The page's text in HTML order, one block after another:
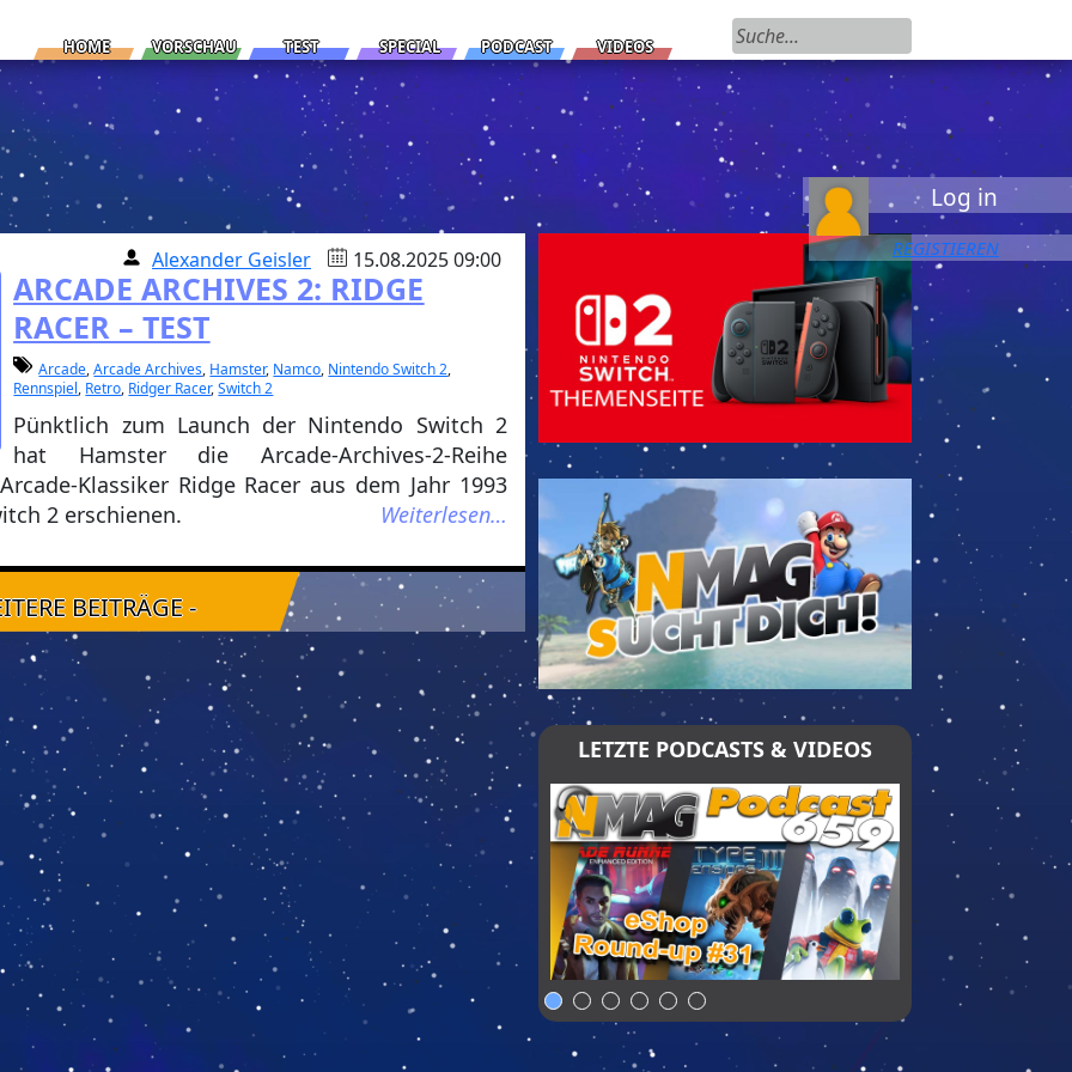
HOME VORSCHAU TEST SPECIAL PODCAST VIDEOS
Suchen nach:
Log in
REGISTIEREN
Alexander Geisler 15.08.2025 09:00
ARCADE ARCHIVES 2: RIDGE
RACER – TEST
Arcade,Arcade Archives, Hamster, Namco, Nintendo Switch 2,
Rennspiel, Retro, Ridger Racer,Switch 2
Pünktlich zum Launch der Nintendo Switch 2
hat Hamster die Arcade-Archives-2-Reihe
Klassiker Ridge Racer aus dem Jahr 1993
2 erschienen.
Weiterlesen…
BEITRÄGE -
LETZTE PODCASTS & VIDEOS